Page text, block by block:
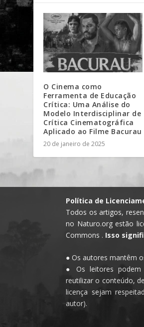
O Cinema como
Ferramenta de Educação
Crítica: Uma Análise do
Modelo Interdisciplinar de
Crítica Cinematográfica
Aplicado ao Filme Bacurau
20 de janeiro de 2025
Política de
Todos os artigos,
no Naturo.org estão
Commons . Isso
● Os autores mantêm
● Os leitores podem
reutilizar o conteúdo,
licença sejam
autor).